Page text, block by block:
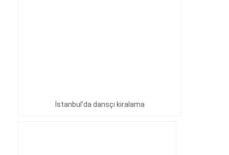
İstanbul’da dansçı kiralama